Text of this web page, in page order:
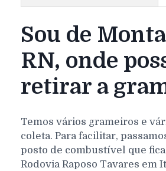
Sou de
RN, onde
retirar a
Temos vários grameiros e
coleta. Para facilitar,
posto de combustível que fica
Rodovia Raposo Tavares em